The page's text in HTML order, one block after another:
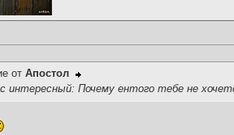
от Апостол
интересный: Почему ентого тебе не